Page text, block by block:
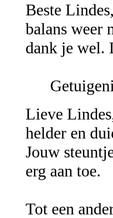
Beste
balans weer
dank je wel.
Lieve
helder en
Jouw
erg aan toe.
Tot een